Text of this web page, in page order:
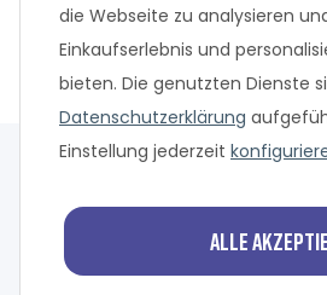
Finanzierung. Versandkosten können
Zahlungsarten anfallen.
einer abschließenden positiven
Antragsprüfung. Änderungen und
die Webseite zu analysieren
Einkaufserlebnis und
bieten. Die genutzten Dienste
Datenschutzerklärung
Einstellung jederzeit
Alle